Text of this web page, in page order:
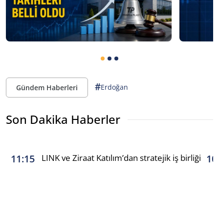
Gündem Haberleri #Erdoğan
Son Dakika Haberler
11:15 LINK ve Ziraat Katılım’dan stratejik iş birliği